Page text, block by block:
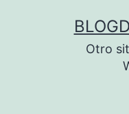
Otro